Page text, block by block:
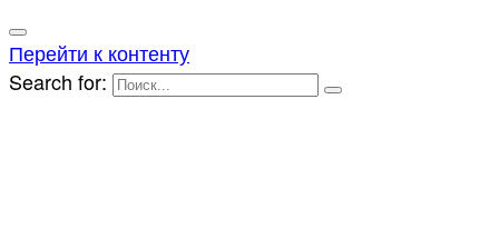
Перейти к контенту
Search for: